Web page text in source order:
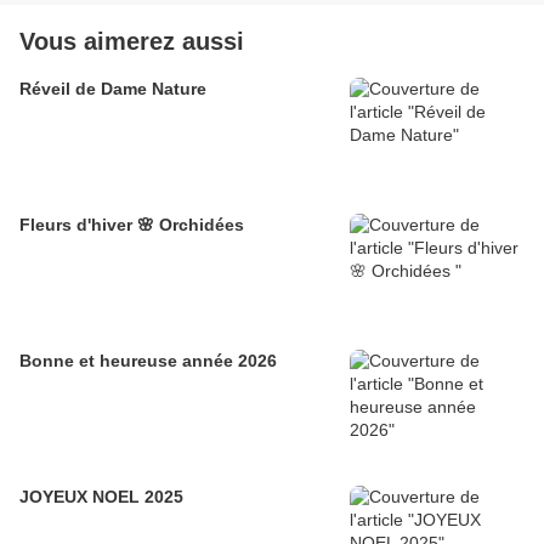
Vous aimerez aussi
Réveil de Dame Nature
Fleurs d'hiver 🌸 Orchidées
Bonne et heureuse année 2026
JOYEUX NOEL 2025